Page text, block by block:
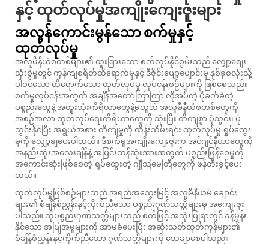
နှင့် ထုတ်လုပ်မှုအကျိုးကျေးဇူးများ
အလွန်ကောင်းမွန်သော စက်မှုနှင့်
ထုတ်လုပ်မှု
အလူမီနီယံစတစ်များ၏ ထူးခြားသော စက်လုပ်နိုင်စွမ်းသည် လျှော့စျေး
သုံးစွဲမှုတွင် ကုန်ကျစရိတ်ထိရောက်မှုနှင့် ဒီဇိုင်းပျော့ပျောင်းမှု နှစ်ခုစလုံးသို့
ပါဝင်သော ထိရောက်သော ထုတ်လုပ်မှု လုပ်ငန်းစဉ်များကို ဖြစ်စေသည်။
စက်မှုလုပ်ငန်းအတွက် အချိန်အတော်ကြာကြာ လိုအပ်တဲ့ ပိုခက်ခဲတဲ့
ပစ္စည်းတွေနဲ့ အထူးသုံးကိရိယာတွေနဲ့မတူဘဲ အလူမီနီယံစတစ်တွေကို
အစဉ်အလာ ထုတ်လုပ်ရေးကိရိယာတွေကို သုံးပြီး တိကျစွာ ပုံသွင်း၊ ပုံ
သွင်းနိုင်ပြီး အရွယ်အစား တိကျမှုကို ထိန်းသိမ်းရင်း ထုတ်လုပ်မှု ရှုပ်ထွေး
မှုကို လျှော့ချပေးပါတယ်။ ဒီစက်မှုအကျိုးကျေးဇူးက အင်ဂျင်နီယာတွေကို
အနည်းဆုံးအလေးချိန်နဲ့ အပြင်းထန်ဆုံးအားအတွက် ပစ္စည်းဖြန့်ဝေမှုကို
အကောင်းဆုံးဖြစ်စေတဲ့ ရှုပ်ထွေးတဲ့ ဂျီသြမေတြီတွေကို ဖန်တီးခွင့်ပေး
တယ်။
ထုတ်လုပ်မှုဖြစ်စဉ်များသည် အရည်အသွေးမြင့် အလူမီနီယမ် ချောင်း
များ၏ စံချိန်စံညွှန်းနှင့်ကိုက်ညီသော ပစ္စည်းဂုဏ်သတ္တိများမှ အကျေးဇူး
ပါသည်။ ထိုပစ္စည်းဂုဏ်သတ္တိများသည် စက်ဖြင့် အသုံးပြုရာတွင် ခန့်မှန်း
နိုင်သော အပြုအမှုများကို အာမခံပေးပြီး အဆုံးသတ်ထုတ်ကုန်များ၏
စံချိန်စံညွှန်းနှင့်ကိုက်ညီသော ဂုဏ်သတ္တိများကို သေချာစေပါသည်။